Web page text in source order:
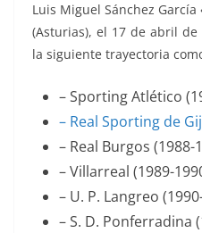
Luis Miguel Sánchez
(Asturias), el 17 de abril
la siguiente trayectoria
– Sporting Atlético
– Real Sporting de
– Real Burgos (1988-
– Villarreal (1989-
– U. P. Langreo
– S. D. Ponferradina